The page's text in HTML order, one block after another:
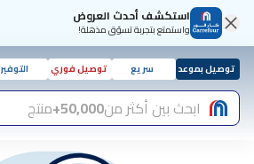
استكشف أحدث العروض
واستمتع بتجربة تسوّق مذهلة!
توصيل بموعد سريع توصيل فوري التوفير
ابحث بين أكثر من50,000+ منتج